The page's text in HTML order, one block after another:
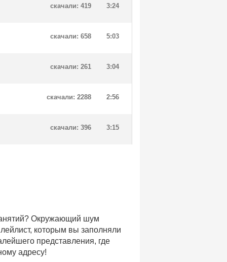
3:24
скачали: 419
5:03
скачали: 658
3:04
скачали: 261
2:56
скачали: 2288
3:15
скачали: 396
Окружающий шум
которым вы заполняли
представления, где
адресу!